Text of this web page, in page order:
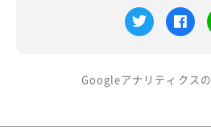
Googleアナリティクスの